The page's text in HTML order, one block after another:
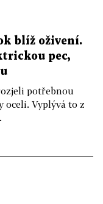
blíž oživení.
pec,
potřebnou
Vyplývá to z